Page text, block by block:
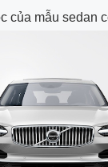
của mẫu sedan